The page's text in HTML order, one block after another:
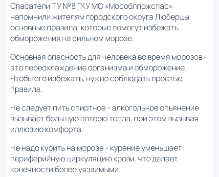
Спасатели ТУ №8 ГКУ МО «Мособлпожспас»
напомнили жителям городского округа Люберцы
основные правила, которые помогут избежать
обморожения на сильном морозе.
Основная опасность для человека во время морозов -
это переохлаждение организма и обморожение.
Чтобы его избежать, нужно соблюдать простые
правила.
Не следует пить спиртное - алкогольное опьянение
вызывает большую потерю тепла, при этом вызывая
иллюзию комфорта.
Не надо курить на морозе - курение уменьшает
периферийную циркуляцию крови, что делает
конечности более уязвимыми.